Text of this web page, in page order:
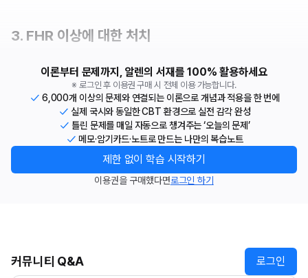
3. FHR 이상에 대한 처치
이론부터 문제까지, 알렌의 서재를 100% 활용하세요
※ 로그인 후 이용권 구매 시 전체 이용 가능합니다.
6,000개 이상의 문제와 연결되는 이론으로 개념과 적용을 한 번에
실제 국시와 동일한 CBT 환경으로 실전 감각 완성
틀린 문제를 매일 자동으로 챙겨주는 ‘오늘의 문제’
메모·암기카드·노트로 만드는 나만의 복습노트
제한 없이 학습 시작하기
이용권을 구매했다면로그인 하기
커뮤니티 Q&A 로그인